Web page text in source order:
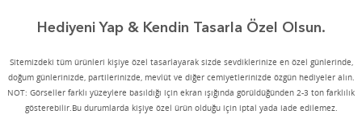
Hediyeni Yap & Kendin Tasarla Özel Olsun.
Sitemizdeki tüm ürünleri kişiye özel tasarlayarak sizde sevdiklerinize en özel günlerinde,
doğum günlerinizde, partilerinizde, mevlüt ve diğer cemiyetlerinizde özgün hediyeler alın.
NOT: Görseller farklı yüzeylere basıldığı için ekran ışığında görüldüğünden 2-3 ton farklılık
gösterebilir.Bu durumlarda kişiye özel ürün olduğu için iptal yada iade edilemez.